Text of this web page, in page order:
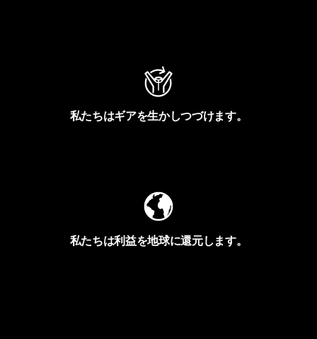
私たちはギアを生かしつづけます。
私たちは利益を地球に還元します。